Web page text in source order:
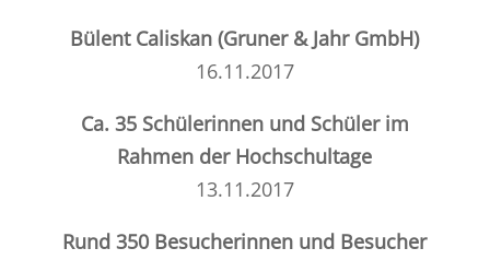
Bülent Caliskan (Gruner & Jahr GmbH)
16.11.2017
Ca. 35 Schülerinnen und Schüler im
Rahmen der Hochschultage
13.11.2017
Rund 350 Besucherinnen und Besucher